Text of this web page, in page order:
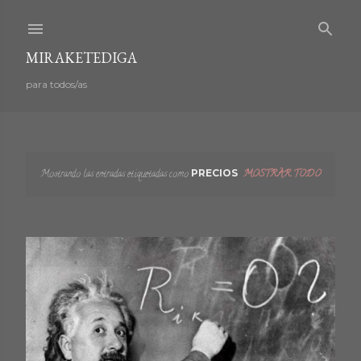
MIRAKETEDIGA
para todos/as
n
t
r
a
Mostrando las entradas etiquetadas como PRECIOS MOSTRAR TODO